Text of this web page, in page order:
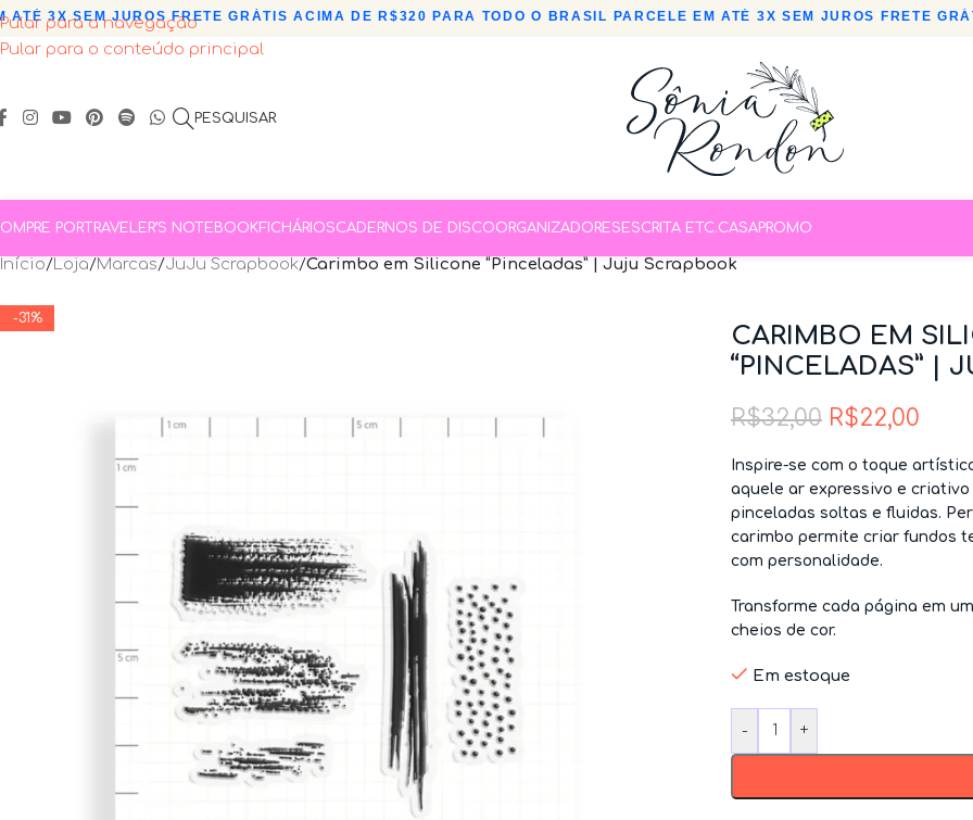
Pular para a navegação
Pular para o conteúdo principal
3X SEM JUROS•FRETE GRÁTIS ACIMA DE R$320 PARA TODO O BRASIL• PARCELE EM ATÉ 3X SEM JUROS•FRETE
PESQUISAR
POR TRAVELER’S NOTEBOOKFICHÁRIOSCADERNOS DE DISCOORGANIZADORES ESCRITA ETC.CASAPROMO
Início/Loja/Marcas/JuJu Scrapbook/Carimbo em Silicone “Pinceladas” | Juju Scrapbook
-31%
CARIMBO EM
“PINCELADAS” |
R$32,00 R$22,00
Inspire-se com o toque
aquele ar expressivo e
pinceladas soltas e fluidas.
carimbo permite criar fundos
com personalidade.
Transforme cada página em
cheios de cor.
Em estoque
- +